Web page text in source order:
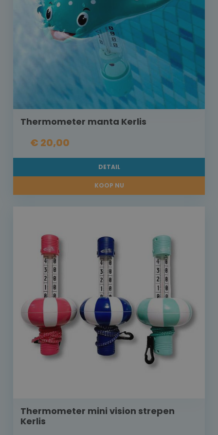
Thermometer manta Kerlis
€ 20,00
DETAIL
KOOP NU
Thermometer mini vision strepen
Kerlis